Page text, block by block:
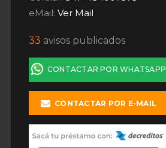
eMail:Ver Mail
33 avisos publicados
CONTACTAR POR WHATSAPP
CONTACTAR POR E-MAIL